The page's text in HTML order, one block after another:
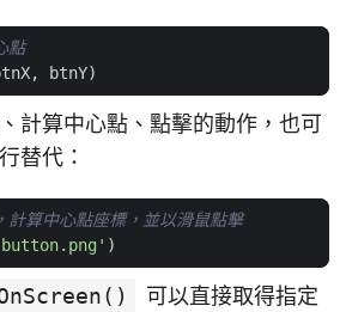
點
, btnY)
計算中心點、點擊的動作，也可
替代：
算中心點座標，並以滑鼠點擊
)
可以直接取得指定